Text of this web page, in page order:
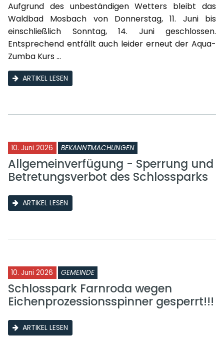
Aufgrund des unbeständigen Wetters bleibt das
Waldbad Mosbach von Donnerstag, 11. Juni bis
einschließlich Sonntag, 14. Juni geschlossen.
Entsprechend entfällt auch leider erneut der Aqua-
Zumba Kurs ...
ARTIKEL LESEN
10. Juni 2026 BEKANNTMACHUNGEN
Allgemeinverfügung - Sperrung und
Betretungsverbot des Schlossparks
ARTIKEL LESEN
10. Juni 2026 GEMEINDE
Schlosspark Farnroda wegen
Eichenprozessionsspinner gesperrt!!!
ARTIKEL LESEN